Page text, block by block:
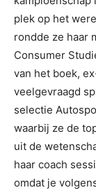
plek op het
rondde ze haar
Consumer
van het boek,
veelgevraagd
selectie
waarbij ze de
uit de
haar coach
omdat je